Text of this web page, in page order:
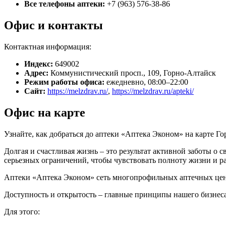
Все телефоны аптеки: +7 (963) 576-38-86
Офис и контакты
Контактная информация:
Индекс: 649002
Адрес: Коммунистический просп., 109, Горно-Алтайск
Режим работы офиса: ежедневно, 08:00–22:00
Сайт: https://melzdrav.ru/, https://melzdrav.ru/apteki/
Офис на карте
Узнайте, как добраться до аптеки «Аптека Эконом» на карте
Долгая и счастливая жизнь – это результат активной заботы
серьезных ограничений, чтобы чувствовать полноту жизни и
Аптеки «Аптека Эконом» сеть многопрофильных аптечных
Доступность и открытость – главные принципы нашего
Для этого: